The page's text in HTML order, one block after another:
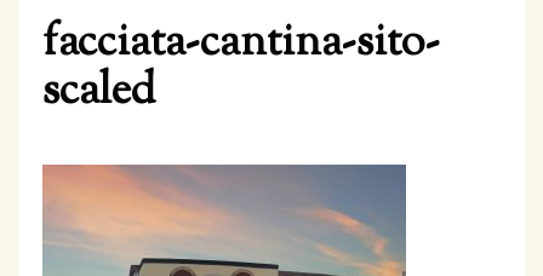
facciata-cantina-sito-
scaled